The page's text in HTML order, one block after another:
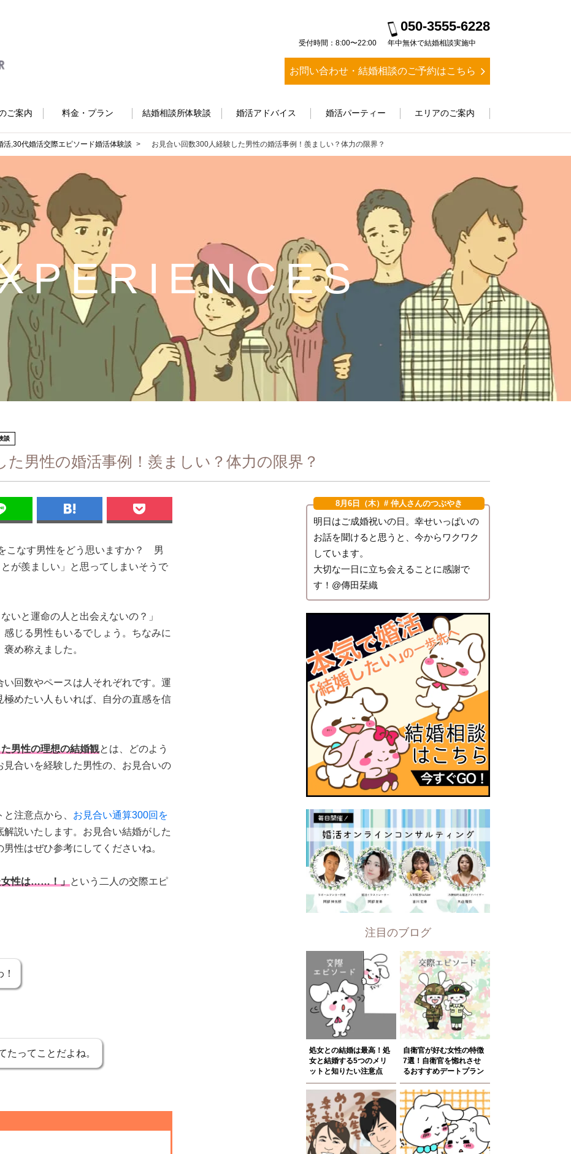
050-3555-6228
受付時間：8:00〜22:00 年中無休で結婚相談実施中
お問い合わせ・結婚相談のご予約はこちら
ご案内 料金・プラン 結婚相談所体験談 婚活アドバイス 婚活パーティー エリアのご案内
活,30代婚活交際エピソード婚活体験談 お見合い回数300人経験した男性の婚活事例！羨ましい？体力の限界？
談
た男性の婚活事例！羨ましい？体力の限界？
こなす男性をどう思いますか？ 男
が羨ましい」と思ってしまいそうで
いと運命の人と出会えないの？」
感じる男性もいるでしょう。ちなみに
め称えました。
回数やペースは人それぞれです。運
めたい人もいれば、自分の直感を信
男性の理想の結婚観とは、どのよう
合いを経験した男性の、お見合いの
注意点から、 お見合い通算300回を
解説いたします。お見合い結婚がした
性はぜひ参考にしてくださいね。
女性は……！」
という二人の交際エピ
たってことだよね。
8月6日（木） # 仲人さんのつぶやき
明日はご成婚祝いの日。幸せいっぱいの
お話を聞けると思うと、今からワクワク
しています。
大切な一日に立ち会えることに感謝で
す！@傳田栞織
注目のブログ
処女との結婚は最高！処
女と結婚する5つのメリ
ットと知りたい注意点
自衛官が好む女性の特徴
7選！自衛官を惚れさせ
るおすすめデートプラン